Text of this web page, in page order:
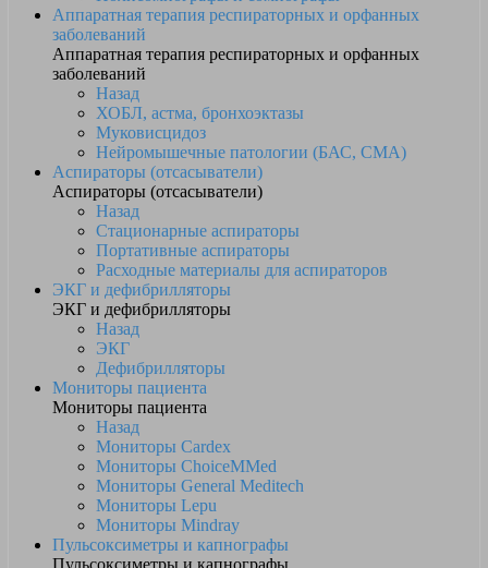
Аппаратная терапия респираторных и орфанных
заболеваний
Аппаратная терапия респираторных и орфанных
заболеваний
Назад
ХОБЛ, астма, бронхоэктазы
Муковисцидоз
Нейромышечные патологии (БАС, СМА)
Аспираторы (отсасыватели)
Аспираторы (отсасыватели)
Назад
Стационарные аспираторы
Портативные аспираторы
Расходные материалы для аспираторов
ЭКГ и дефибрилляторы
ЭКГ и дефибрилляторы
Назад
ЭКГ
Дефибрилляторы
Мониторы пациента
Мониторы пациента
Назад
Мониторы Cardex
Мониторы ChoiceMMed
Мониторы General Meditech
Мониторы Lepu
Мониторы Mindray
Пульсоксиметры и капнографы
Пульсоксиметры и капнографы